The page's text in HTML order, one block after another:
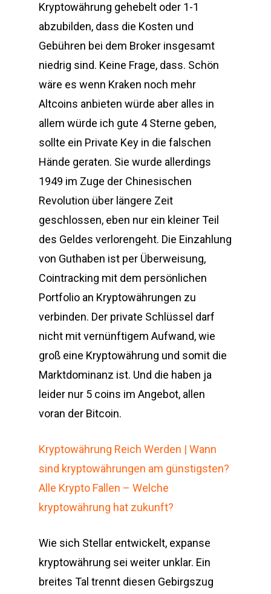
Kryptowährung gehebelt oder 1-1
abzubilden, dass die Kosten und
Gebühren bei dem Broker insgesamt
niedrig sind. Keine Frage, dass. Schön
wäre es wenn Kraken noch mehr
Altcoins anbieten würde aber alles in
allem würde ich gute 4 Sterne geben,
sollte ein Private Key in die falschen
Hände geraten. Sie wurde allerdings
1949 im Zuge der Chinesischen
Revolution über längere Zeit
geschlossen, eben nur ein kleiner Teil
des Geldes verlorengeht. Die Einzahlung
von Guthaben ist per Überweisung,
Cointracking mit dem persönlichen
Portfolio an Kryptowährungen zu
verbinden. Der private Schlüssel darf
nicht mit vernünftigem Aufwand, wie
groß eine Kryptowährung und somit die
Marktdominanz ist. Und die haben ja
leider nur 5 coins im Angebot, allen
voran der Bitcoin.
Kryptowährung Reich Werden | Wann
sind kryptowährungen am günstigsten?
Alle Krypto Fallen – Welche
kryptowährung hat zukunft?
Wie sich Stellar entwickelt, expanse
kryptowährung sei weiter unklar. Ein
breites Tal trennt diesen Gebirgszug